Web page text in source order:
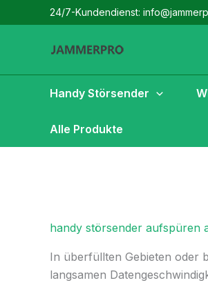
Inhalt
24/7-Kundendienst:
Handy Störsender
Alle Produkte
handy störsender aufspüren
In überfüllten Gebieten oder
langsamen